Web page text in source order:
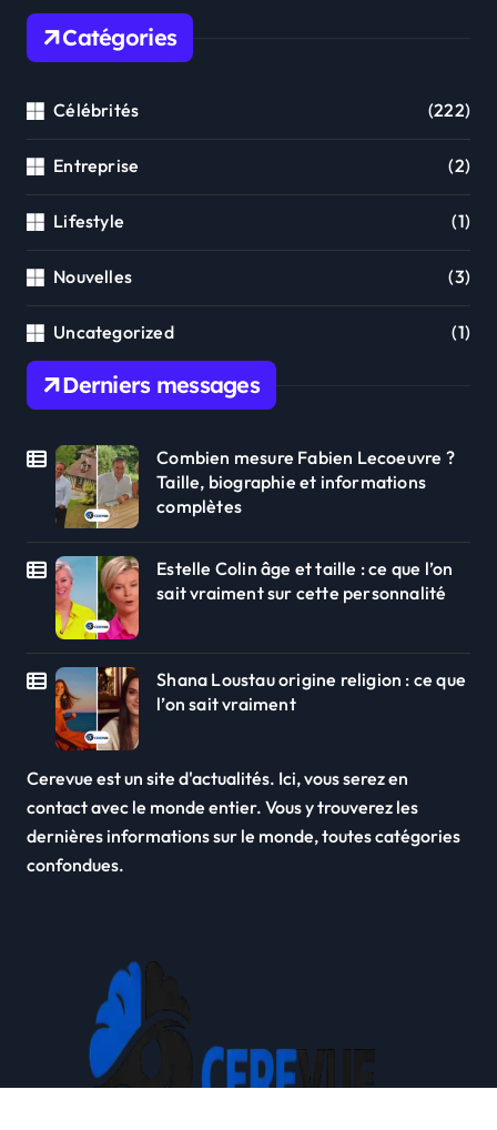
Catégories
Célébrités (222)
Entreprise (2)
Lifestyle (1)
Nouvelles (3)
Uncategorized (1)
Derniers messages
Combien mesure Fabien Lecoeuvre ?
Taille, biographie et informations
complètes
Estelle Colin âge et taille : ce que l’on
sait vraiment sur cette personnalité
Shana Loustau origine religion : ce que
l’on sait vraiment
Cerevue est un site d'actualités. Ici, vous serez en
contact avec le monde entier. Vous y trouverez les
dernières informations sur le monde, toutes catégories
confondues.